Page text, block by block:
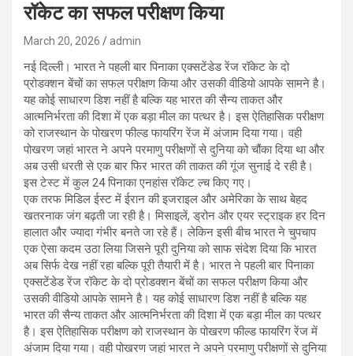
रॉकेट का सफल परीक्षण किया
March 20, 2026 admin
नई दिल्ली। भारत ने पहली बार पिनाका एक्सटेंडेड रेंज रॉकेट के दो
प्रोडक्शन बेंचों का सफल परीक्षण किया और उसकी वीडियो आपके सामने है।
यह कोई साधारण डिश नहीं है बल्कि यह भारत की सैन्य ताकत और
आत्मनिर्भरता की दिशा में एक बड़ा मील का पत्थर है। इस ऐतिहासिक परीक्षण
को राजस्थान के पोखरण फील्ड फायरिंग रेंज में अंजाम दिया गया। वही
पोखरण जहां भारत ने अपने परमाणु परीक्षणों से दुनिया को चौंका दिया था और
अब उसी धरती से एक बार फिर भारत की ताकत की गूंज सुनाई दे रही है।
इस टेस्ट में कुल 24 पिनाका एनहांस रॉकेट ल्च किए गए।
एक तरफ मिडिल ईस्ट में ईरान की इजराइल और अमेरिका के साथ बेहद
खतरनाक जंग बढ़ती जा रही है। मिसाइलें, ड्रोन और एयर स्ट्राइक हर दिन
हालात और ज्यादा गंभीर बनते जा रहे हैं। लेकिन इसी बीच भारत ने चुपचाप
एक ऐसा कदम उठा लिया जिसने पूरी दुनिया को साफ संदेश दिया कि भारत
अब सिर्फ देख नहीं रहा बल्कि पूरी तैयारी में है। भारत ने पहली बार पिनाका
एक्सटेंडेड रेंज रॉकेट के दो प्रोडक्शन बेंचों का सफल परीक्षण किया और
उसकी वीडियो आपके सामने है। यह कोई साधारण डिश नहीं है बल्कि यह
भारत की सैन्य ताकत और आत्मनिर्भरता की दिशा में एक बड़ा मील का पत्थर
है। इस ऐतिहासिक परीक्षण को राजस्थान के पोखरण फील्ड फायरिंग रेंज में
अंजाम दिया गया। वही पोखरण जहां भारत ने अपने परमाणु परीक्षणों से दुनिया